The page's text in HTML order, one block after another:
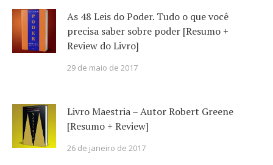
conteúdo
As 48 Leis do Poder. Tudo o que você
precisa saber sobre poder [Resumo +
Review do Livro]
29 de maio de 2017
Livro Maestria – Autor Robert Greene
[Resumo + Review]
26 de janeiro de 2017